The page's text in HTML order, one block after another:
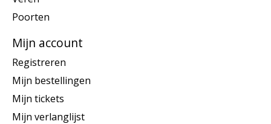
Poorten
Mijn account
Registreren
Mijn bestellingen
Mijn tickets
Mijn verlanglijst